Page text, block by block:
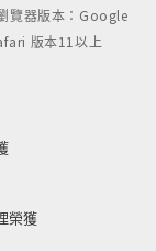
覽器版本：Google
版本11以上
榮獲